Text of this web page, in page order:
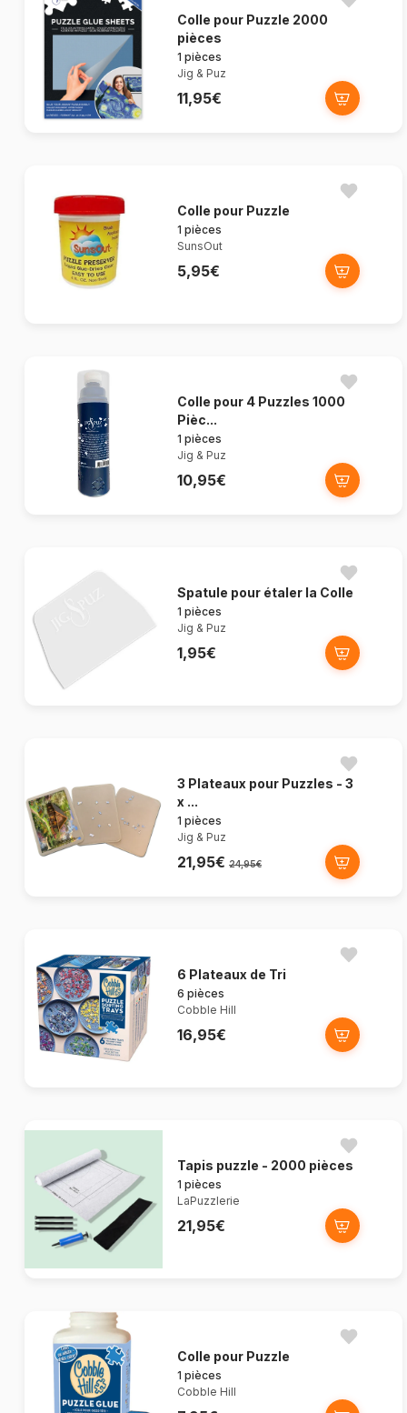
Colle pour Puzzle 2000
pièces
1 pièces
Jig & Puz
11,95€
Colle pour Puzzle
1 pièces
SunsOut
5,95€
Colle pour 4 Puzzles 1000
Pièc...
1 pièces
Jig & Puz
10,95€
Spatule pour étaler la Colle
1 pièces
Jig & Puz
1,95€
3 Plateaux pour Puzzles - 3
x ...
1 pièces
Jig & Puz
21,95€ 24,95€
6 Plateaux de Tri
6 pièces
Cobble Hill
16,95€
Tapis puzzle - 2000 pièces
1 pièces
LaPuzzlerie
21,95€
Colle pour Puzzle
1 pièces
Cobble Hill